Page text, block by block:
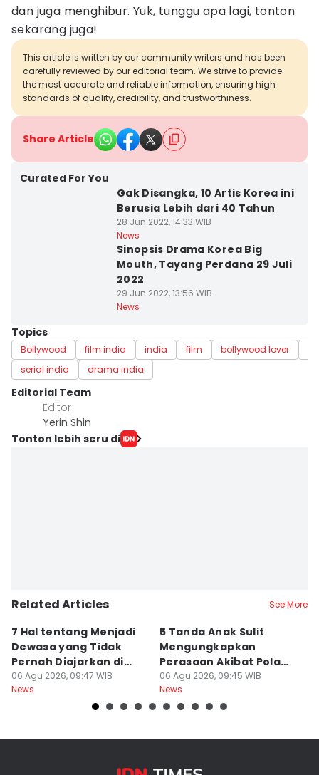
dan juga menghibur. Yuk, tunggu apa lagi, tonton
sekarang juga!
This article is written by our community writers and has been
carefully reviewed by our editorial team. We strive to provide
the most accurate and reliable information, ensuring high
standards of quality, credibility, and trustworthiness.
Share Article
Curated For You
Gak Disangka, 10 Artis Korea ini
Berusia Lebih dari 40 Tahun
28 Jun 2022, 14:33 WIB
News
Sinopsis Drama Korea Big
Mouth, Tayang Perdana 29 Juli
2022
29 Jun 2022, 13:56 WIB
News
Topics
Bollywood film india india film bollywood lover
serial india
drama india
Editorial Team
Editor
Yerin Shin
Tonton lebih seru di
Related Articles See More
7 Hal tentang Menjadi
Dewasa yang Tidak
Pernah Diajarkan di
Sekolah
06 Agu 2026, 09:47 WIB
News
5 Tanda Anak Sulit
Mengungkapkan
Perasaan Akibat Pola
Asuh Orangtua
06 Agu 2026, 09:45 WIB
News